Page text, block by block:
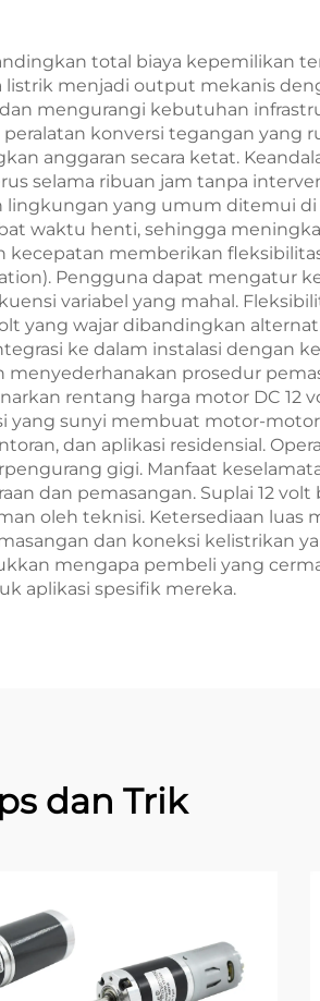
total biaya kepemilikan
menjadi output mekanis
mengurangi kebutuhan
konversi tegangan yang
anggaran secara ketat.
selama ribuan jam tanpa
yang umum ditemui
waktu henti, sehingga
memberikan
Pengguna dapat mengatur
variabel yang mahal.
yang wajar dibandingkan
ke dalam instalasi dengan
menyederhanakan prosedur
rentang harga motor DC 12
yang sunyi membuat motor-
dan aplikasi residensial.
gigi. Manfaat
dan pemasangan. Suplai 12
oleh teknisi. Ketersediaan luas
dan koneksi kelistrikan
mengapa pembeli yang
aplikasi spesifik mereka.
dan Trik